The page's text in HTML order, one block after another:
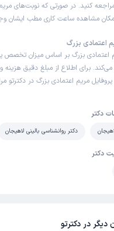
کنید. در صورتی که نوبت‌های مریم
امکان مشاهده ساعت کاری مطب ایشان
اعتمادی بزرگ
اعتمادی بزرگ بر اساس میزان
برای اطلاع از مبلغ دقیق هزینه
مریم اعتمادی بزرگ در دکترتو
دکتر
دکتر روانشناسی بالینی لاهیجان
دکتر
دیگر در دکترتو